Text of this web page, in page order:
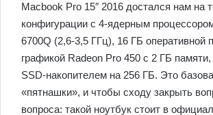
Macbook Pro 15″ 2016 достался нам на
конфигурации с 4-ядерным
6700Q (2,6-3,5 ГГц), 16 ГБ оперативной
графикой Radeon Pro 450 с 2 ГБ
SSD-накопителем на 256 ГБ. Это
«пятнашки», и чтобы сходу закрыть
вопроса: такой ноутбук стоит в